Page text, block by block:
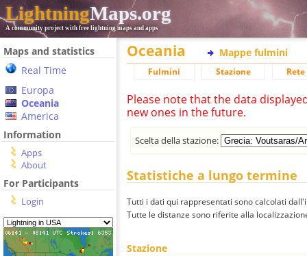
LightningMaps.org
A community project with free lightning maps and apps
Maps and statistics
Real Time
Europa
Oceania
America
Information
Apps
About
For Participants
Login
Oceania Mappe fulmini
Fulmini Stazione
Please note that the data
new ones in the future.
Scelta della stazione:
Statistiche a lungo termine
Tutti i dati qui rappresentati sono calcolati
Tutte le distanze sono riferite alla
Stazione